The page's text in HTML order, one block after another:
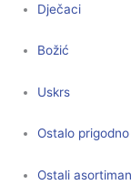
Dječaci
Božić
Uskrs
Ostalo prigodno
Ostali asortiman